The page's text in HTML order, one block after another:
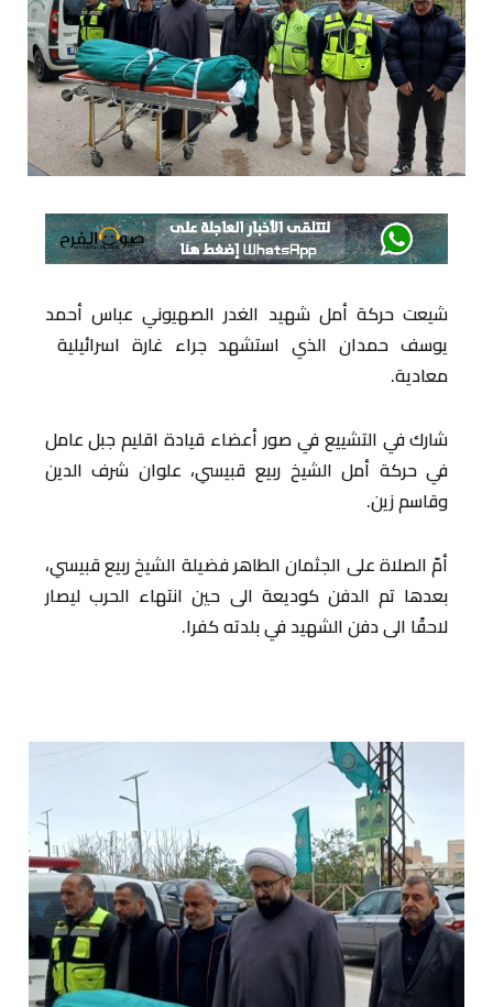
شيعت حركة أمل شهيد الغدر الصهيوني عباس أحمد
يوسف حمدان الذي استشهد جراء غارة اسرائيلية
معادية.
شارك في التشييع في صور أعضاء قيادة اقليم جبل عامل
في حركة أمل الشيخ ربيع قبيسي، علوان شرف الدين
وقاسم زين.
أمّ الصلاة على الجثمان الطاهر فضيلة الشيخ ربيع قبيسي،
بعدها تم الدفن كوديعة الى حين انتهاء الحرب ليصار
لاحقًا الى دفن الشهيد في بلدته كفرا.